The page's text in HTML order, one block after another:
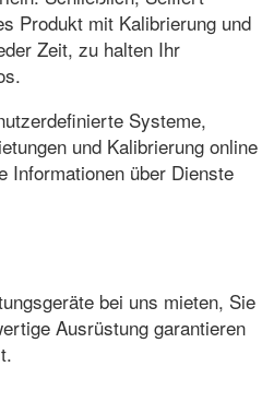
Produkt mit Kalibrierung und
Zeit, zu halten Ihr
Systeme,
und Kalibrierung online
Informationen über Dienste
bei uns mieten, Sie
Ausrüstung garantieren